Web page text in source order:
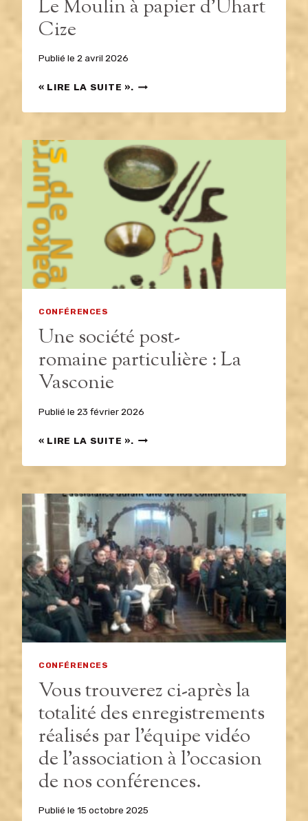
Le Moulin à papier d’Uhart
Cize
Publié le 2 avril 2026
« LIRE LA SUITE ». LE
À
D’UHART
CIZE
CONFÉRENCES
Une société post-
romaine particulière : La
Vasconie
Publié le 23 février 2026
« LIRE LA SUITE ». UNE
POST-
:
LA
VASCONIE
CONFÉRENCES
Vous trouverez ci-après la
totalité des enregistrements
réalisés par l’équipe vidéo
de l’association à l’occasion
de nos conférences.
Publié le 15 octobre 2025